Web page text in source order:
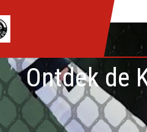
Ontdek de